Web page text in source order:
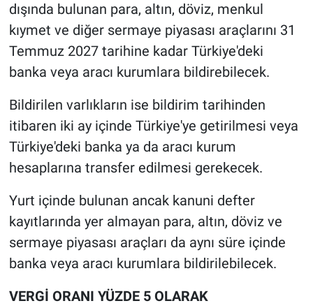
dışında bulunan para, altın, döviz, menkul
kıymet ve diğer sermaye piyasası araçlarını 31
Temmuz 2027 tarihine kadar Türkiye'deki
banka veya aracı kurumlara bildirebilecek.
Bildirilen varlıkların ise bildirim tarihinden
itibaren iki ay içinde Türkiye'ye getirilmesi veya
Türkiye'deki banka ya da aracı kurum
hesaplarına transfer edilmesi gerekecek.
Yurt içinde bulunan ancak kanuni defter
kayıtlarında yer almayan para, altın, döviz ve
sermaye piyasası araçları da aynı süre içinde
banka veya aracı kurumlara bildirilebilecek.
VERGİ ORANI YÜZDE 5 OLARAK